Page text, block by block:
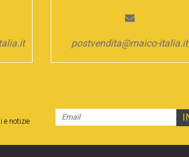
postvendita@maico-italia.it
e notizie